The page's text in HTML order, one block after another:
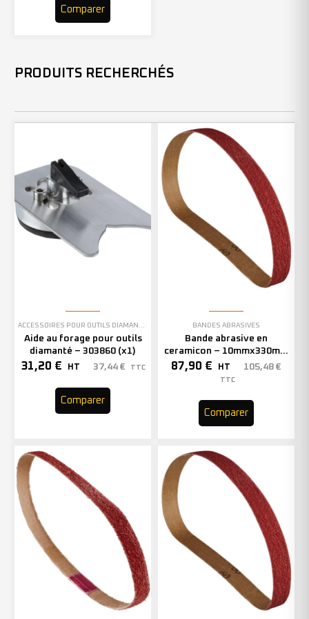
Comparer
PRODUITS RECHERCHÉS
Aide au forage pour outils
diamanté – 303860 (x1)
31,20 € HT 37,44 € TTC
Comparer
BANDES ABRASIVES
Bande abrasive en
ceramicon – 10mmx330mm
– Grain 40 – 333001 (x50)
87,90 € HT 105,48 €
TTC
Comparer